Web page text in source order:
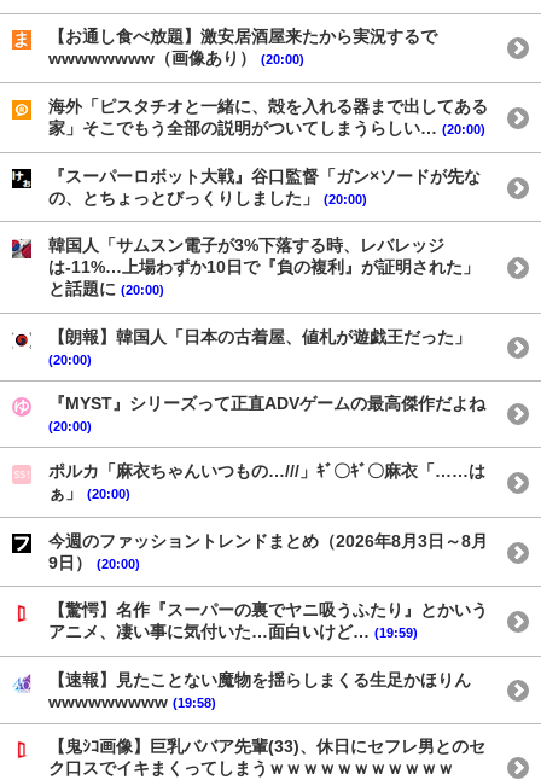
【お通し食べ放題】激安居酒屋来たから実況するで
wwwwwwww（画像あり）
(20:00)
海外「ピスタチオと一緒に、殻を入れる器まで出してある
家」そこでもう全部の説明がついてしまうらしい… (20:00)
『スーパーロボット大戦』谷口監督「ガン×ソードが先な
の、とちょっとびっくりしました」
(20:00)
韓国人「サムスン電子が3%下落する時、レバレッジ
は-11%…上場わずか10日で『負の複利』が証明された」
と話題に (20:00)
【朗報】韓国人「日本の古着屋、値札が遊戯王だった」
(20:00)
『MYST』シリーズって正直ADVゲームの最高傑作だよね
(20:00)
ポルカ「麻衣ちゃんいつもの…///」ｷﾞ〇ｷﾞ〇麻衣「……は
ぁ」
(20:00)
今週のファッショントレンドまとめ（2026年8月3日～8月
9日）
(20:00)
【驚愕】名作『スーパーの裏でヤニ吸うふたり』とかいう
アニメ、凄い事に気付いた…面白いけど… (19:59)
【速報】見たことない魔物を揺らしまくる生足かほりん
wwwwwwwww (19:58)
【鬼ｼｺ画像】巨乳ババア先輩(33)、休日にセフレ男とのセ
ク口スでイキまくってしまうｗｗｗｗｗｗｗｗｗｗｗ